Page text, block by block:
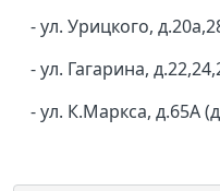
- ул. Урицкого,
- ул. Гагарина,
- ул. К.Маркса, д.65А